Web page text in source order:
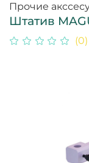
Прочие
Штатив
(0)